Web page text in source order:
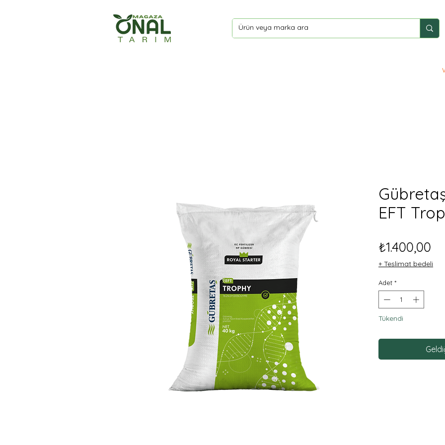
EFT
₺1.400,00
+ Teslimat bedeli
Adet *
Tükendi